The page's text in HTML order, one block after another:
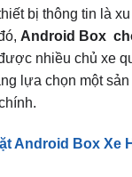
bị thông tin là
Android Box
nhiều chủ xe
lựa chọn một
Android Box Xe